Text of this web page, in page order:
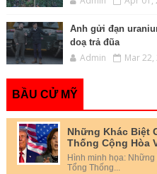
Anh gửi đạn
doạ trả đũa
Admin Mar 22,
BẦU CỬ MỸ
Những Khác Biệt
Thống Cộng Hòa
Hình minh họa:
Tổng Thống...